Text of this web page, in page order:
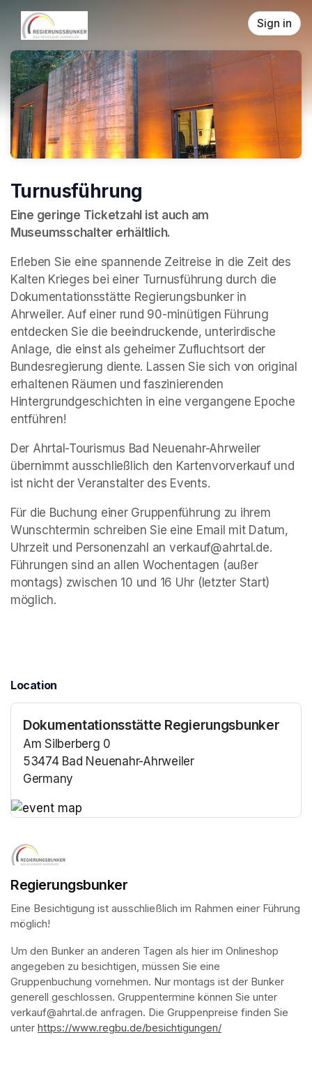
Skip header
Sign in
Turnusführung
Eine geringe Ticketzahl ist auch am
Museumsschalter erhältlich.
Erleben Sie eine spannende Zeitreise in die Zeit des
Kalten Krieges bei einer Turnusführung durch die
Dokumentationsstätte Regierungsbunker in
Ahrweiler. Auf einer rund 90-minütigen Führung
entdecken Sie die beeindruckende, unterirdische
Anlage, die einst als geheimer Zufluchtsort der
Bundesregierung diente. Lassen Sie sich von original
erhaltenen Räumen und faszinierenden
Hintergrundgeschichten in eine vergangene Epoche
entführen!
Der Ahrtal-Tourismus Bad Neuenahr-Ahrweiler
übernimmt ausschließlich den Kartenvorverkauf und
ist nicht der Veranstalter des Events.
Für die Buchung einer Gruppenführung zu ihrem
Wunschtermin schreiben Sie eine Email mit Datum,
Uhrzeit und Personenzahl an verkauf@ahrtal.de.
Führungen sind an allen Wochentagen (außer
montags) zwischen 10 und 16 Uhr (letzter Start)
möglich.
Location
Dokumentationsstätte Regierungsbunker
Am Silberberg 0
53474 Bad Neuenahr-Ahrweiler
Germany
Regierungsbunker
Eine Besichtigung ist ausschließlich im Rahmen einer Führung
möglich!
Um den Bunker an anderen Tagen als hier im Onlineshop
angegeben zu besichtigen, müssen Sie eine
Gruppenbuchung vornehmen. Nur montags ist der Bunker
generell geschlossen. Gruppentermine können Sie unter
verkauf@ahrtal.de anfragen. Die Gruppenpreise finden Sie
unter https://www.regbu.de/besichtigungen/